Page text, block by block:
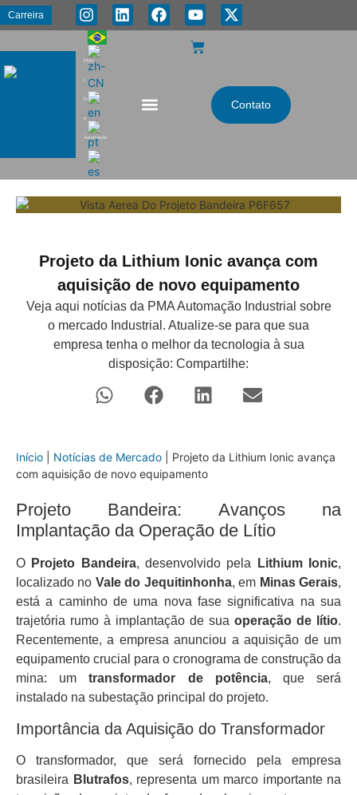
Carreira
PMA
Energia
e
Automação
Contato
Projeto da Lithium Ionic avança com
aquisição de novo equipamento
Veja aqui notícias da PMA Automação Industrial sobre
o mercado Industrial. Atualize-se para que sua
empresa tenha o melhor da tecnologia à sua
disposição: Compartilhe:
Início Notícias de Mercado
Projeto da Lithium Ionic avança
com aquisição de novo equipamento
Projeto Bandeira: Avanços na
Implantação da Operação de Lítio
O Projeto Bandeira, desenvolvido pela Lithium Ionic,
localizado no Vale do Jequitinhonha, em Minas Gerais,
está a caminho de uma nova fase significativa na sua
trajetória rumo à implantação de sua operação de lítio.
Recentemente, a empresa anunciou a aquisição de um
equipamento crucial para o cronograma de construção da
mina: umtransformador de potência, que será
instalado na subestação principal do projeto.
Importância da Aquisição do Transformador
O transformador, que será fornecido pela empresa
brasileira Blutrafos, representa um marco importante na